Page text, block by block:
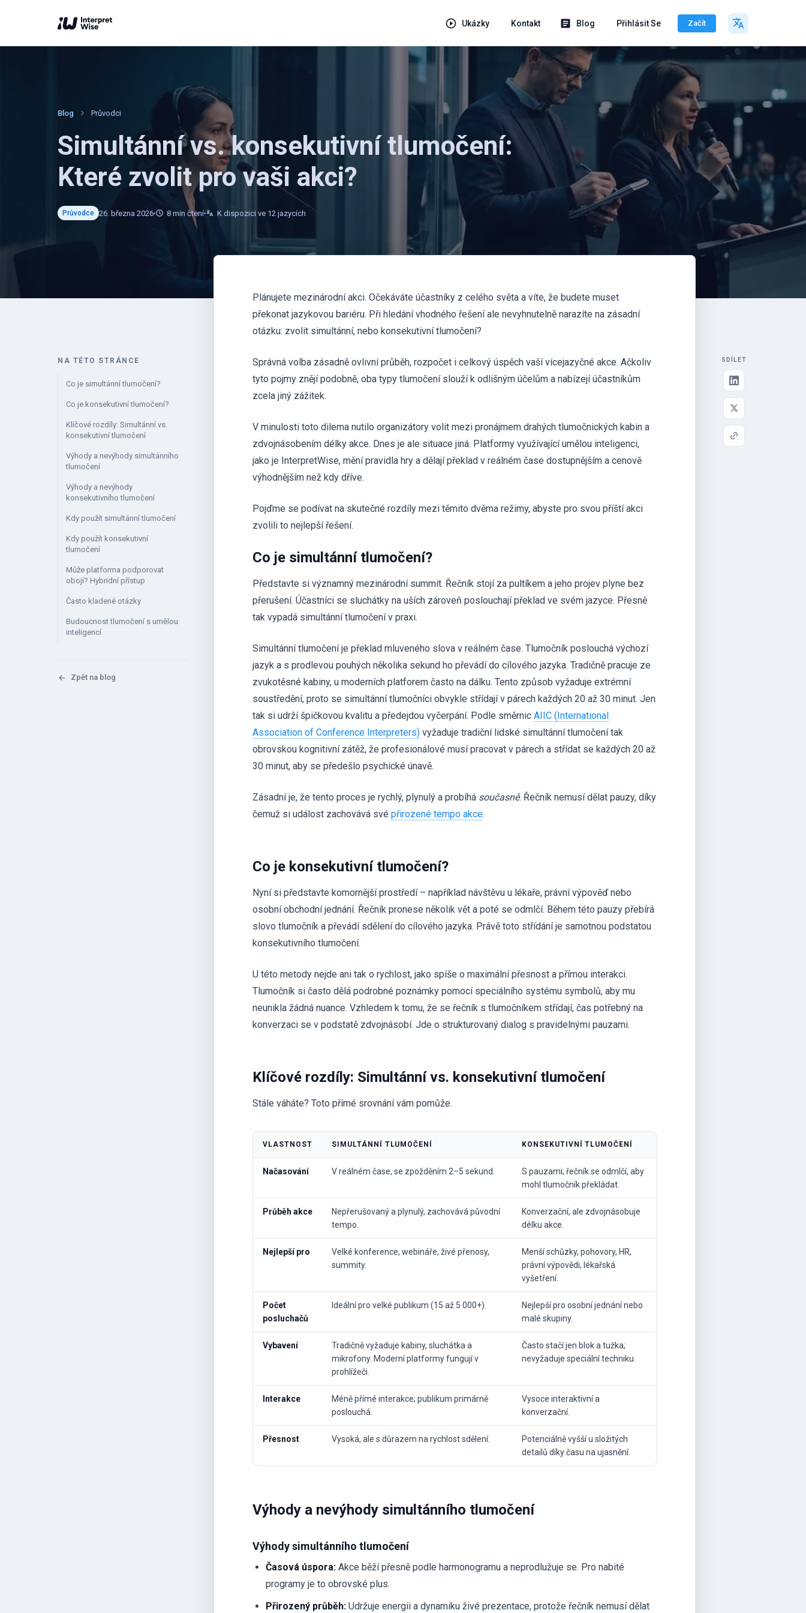
Ukázky Kontakt Blog Přihlásit Se Začít
Blog Průvodci
Simultánní vs. konsekutivní tlumočení:
Které zvolit pro vaši akci?
Průvodce 26. března 2026 8 min čtení K dispozici ve 12 jazycích
NA TÉTO STRÁNCE
Co je simultánní tlumočení?
Co je konsekutivní tlumočení?
Klíčové rozdíly: Simultánní vs.
konsekutivní tlumočení
Výhody a nevýhody simultánního
tlumočení
Výhody a nevýhody
konsekutivního tlumočení
Kdy použít simultánní tlumočení
Kdy použít konsekutivní
tlumočení
Může platforma podporovat
obojí? Hybridní přístup
Často kladené otázky
Budoucnost tlumočení s umělou
inteligencí
Zpět na blog
Plánujete mezinárodní akci. Očekáváte účastníky z celého světa a víte, že budete muset
překonat jazykovou bariéru. Při hledání vhodného řešení ale nevyhnutelně narazíte na zásadní
otázku: zvolit simultánní, nebo konsekutivní tlumočení?
Správná volba zásadně ovlivní průběh, rozpočet i celkový úspěch vaší vícejazyčné akce. Ačkoliv
tyto pojmy znějí podobně, oba typy tlumočení slouží k odlišným účelům a nabízejí účastníkům
zcela jiný zážitek.
V minulosti toto dilema nutilo organizátory volit mezi pronájmem drahých tlumočnických kabin a
zdvojnásobením délky akce. Dnes je ale situace jiná. Platformy využívající umělou inteligenci,
jako je InterpretWise, mění pravidla hry a dělají překlad v reálném čase dostupnějším a cenově
výhodnějším než kdy dříve.
Pojďme se podívat na skutečné rozdíly mezi těmito dvěma režimy, abyste pro svou příští akci
zvolili to nejlepší řešení.
Co je simultánní tlumočení?
Představte si významný mezinárodní summit. Řečník stojí za pultíkem a jeho projev plyne bez
přerušení. Účastníci se sluchátky na uších zároveň poslouchají překlad ve svém jazyce. Přesně
tak vypadá simultánní tlumočení v praxi.
Simultánní tlumočení je překlad mluveného slova v reálném čase. Tlumočník poslouchá výchozí
jazyk a s prodlevou pouhých několika sekund ho převádí do cílového jazyka. Tradičně pracuje ze
zvukotěsné kabiny, u moderních platforem často na dálku. Tento způsob vyžaduje extrémní
soustředění, proto se simultánní tlumočníci obvykle střídají v párech každých 20 až 30 minut. Jen
tak si udrží špičkovou kvalitu a předejdou vyčerpání. Podle směrnic AIIC (International
Association of Conference Interpreters) vyžaduje tradiční lidské simultánní tlumočení tak
obrovskou kognitivní zátěž, že profesionálové musí pracovat v párech a střídat se každých 20 až
30 minut, aby se předešlo psychické únavě.
Zásadní je, že tento proces je rychlý, plynulý a probíhá současně. Řečník nemusí dělat pauzy, díky
čemuž si událost zachovává své přirozené tempo akce.
Co je konsekutivní tlumočení?
Nyní si představte komornější prostředí – například návštěvu u lékaře, právní výpověď nebo
osobní obchodní jednání. Řečník pronese několik vět a poté se odmlčí. Během této pauzy přebírá
slovo tlumočník a převádí sdělení do cílového jazyka. Právě toto střídání je samotnou podstatou
konsekutivního tlumočení.
U této metody nejde ani tak o rychlost, jako spíše o maximální přesnost a přímou interakci.
Tlumočník si často dělá podrobné poznámky pomocí speciálního systému symbolů, aby mu
neunikla žádná nuance. Vzhledem k tomu, že se řečník s tlumočníkem střídají, čas potřebný na
konverzaci se v podstatě zdvojnásobí. Jde o strukturovaný dialog s pravidelnými pauzami.
Klíčové rozdíly: Simultánní vs. konsekutivní tlumočení
Stále váháte? Toto přímé srovnání vám pomůže.
VLASTNOST SIMULTÁNNÍ TLUMOČENÍ KONSEKUTIVNÍ TLUMOČENÍ
Načasování V reálném čase, se zpožděním 2–5 sekund.
S pauzami; řečník se odmlčí, aby
mohl tlumočník překládat.
Průběh akce
Nepřerušovaný a plynulý, zachovává původní
tempo.
Konverzační, ale zdvojnásobuje
délku akce.
Nejlepší pro
Velké konference, webináře, živé přenosy,
summity.
Menší schůzky, pohovory, HR,
právní výpovědi, lékařská
vyšetření.
Počet
posluchačů
Ideální pro velké publikum (15 až 5 000+).
Nejlepší pro osobní jednání nebo
malé skupiny.
Vybavení
Tradičně vyžaduje kabiny, sluchátka a
mikrofony. Moderní platformy fungují v
prohlížeči.
Často stačí jen blok a tužka;
nevyžaduje speciální techniku.
Interakce
Méně přímé interakce; publikum primárně
poslouchá.
Vysoce interaktivní a
konverzační.
Přesnost Vysoká, ale s důrazem na rychlost sdělení.
Potenciálně vyšší u složitých
detailů díky času na ujasnění.
Výhody a nevýhody simultánního tlumočení
Výhody simultánního tlumočení
Časová úspora: Akce běží přesně podle harmonogramu a neprodlužuje se. Pro nabité
programy je to obrovské plus.
Přirozený průběh: Udržuje energii a dynamiku živé prezentace, protože řečník nemusí dělat
SDÍLET